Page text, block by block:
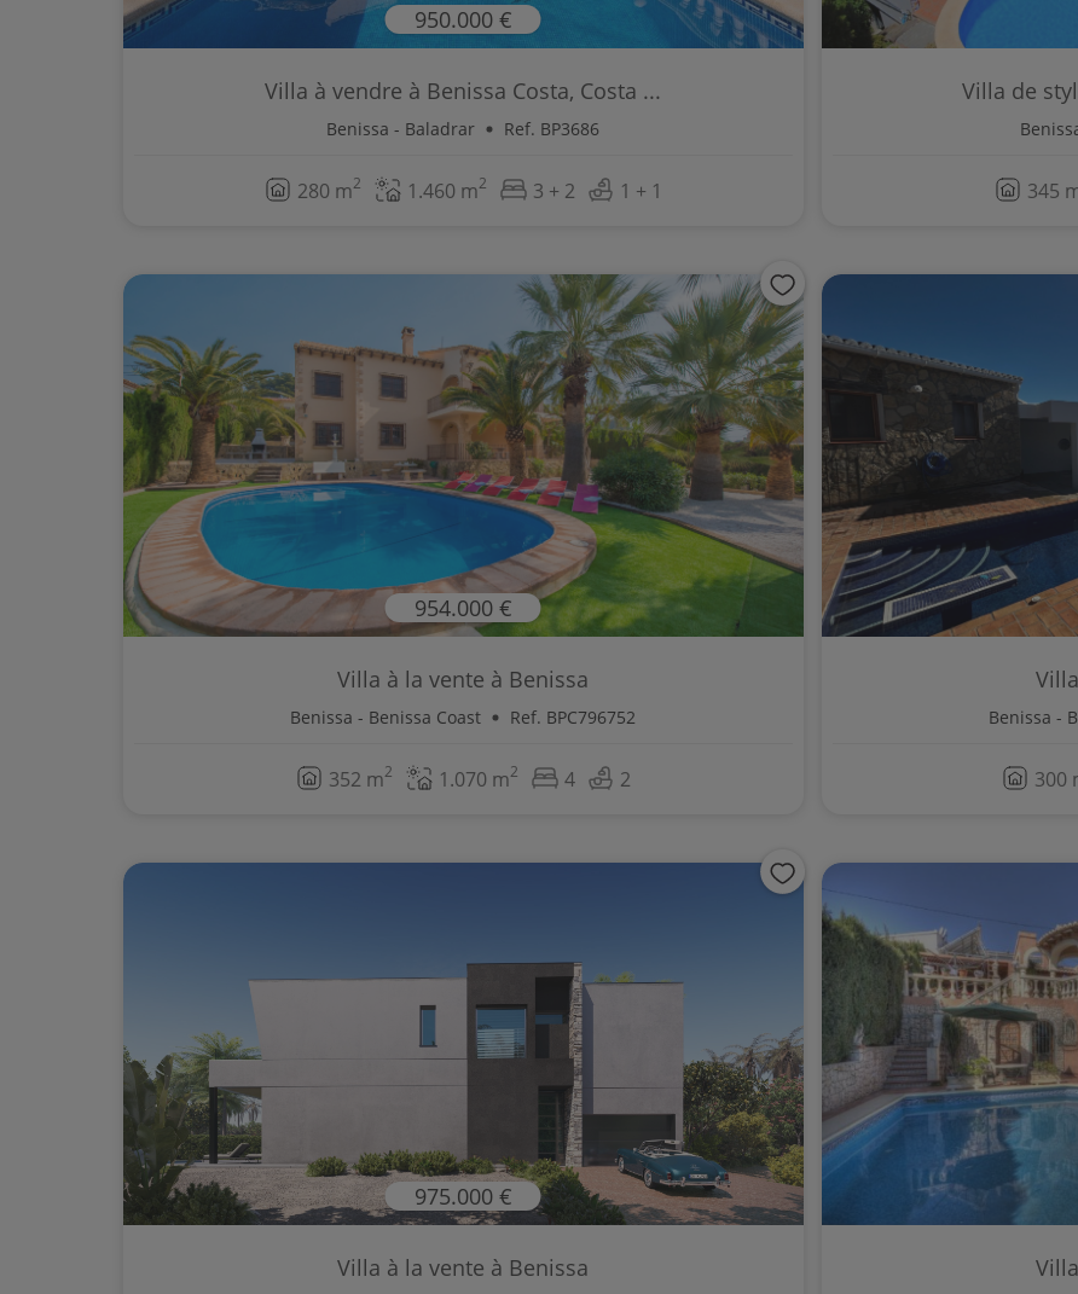
950.000 €
Villa à vendre à Benissa Costa, Costa ...
Benissa - Baladrar Ref. BP3686
280 m2 1.460 m2 3 + 2 1 + 1
Villa de
345
954.000 €
Villa à la vente à Benissa
Benissa - Benissa Coast Ref. BPC796752
352 m2 1.070 m2 4 2
Benissa -
300
975.000 €
Villa à la vente à Benissa